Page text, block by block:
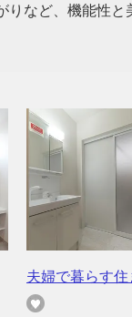
りなど、機能性
夫婦で暮らす住